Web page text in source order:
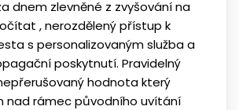
dnem zlevněné z zvyšování na
, nerozdělený přístup k
s personalizovaným služba a
poskytnutí. Pravidelný
hodnota který
nad rámec původního uvítání